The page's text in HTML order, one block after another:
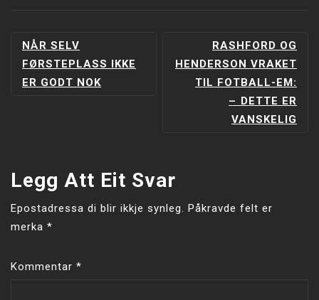
INNLEGGSNAVIGERING
NÅR SELV
FØRSTEPLASS IKKE
ER GODT NOK
RASHFORD OG
HENDERSON VRAKET
TIL FOTBALL-EM:
–⁠ DETTE ER
VANSKELIG
Legg Att Eit Svar
Epostadressa di blir ikkje synleg. Påkravde felt er
merka *
Kommentar *